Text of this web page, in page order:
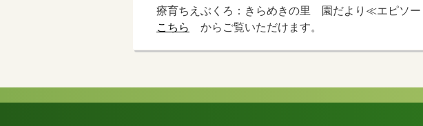
療育ちえぶくろ：きらめきの里 園だより≪エピソ
こちら
からご覧いただけます。